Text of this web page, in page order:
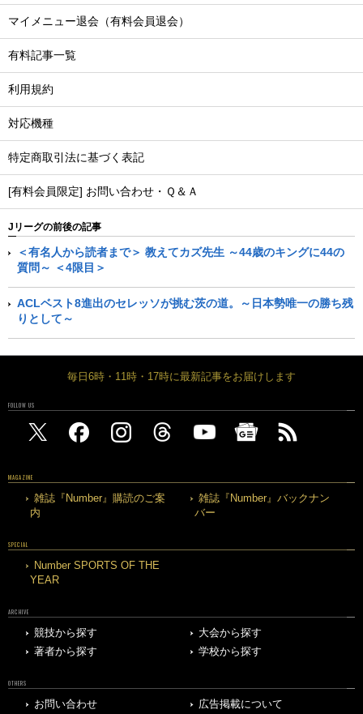
マイメニュー退会（有料会員退会）
有料記事一覧
利用規約
対応機種
特定商取引法に基づく表記
[有料会員限定] お問い合わせ・Ｑ＆Ａ
Jリーグの前後の記事
＜有名人から読者まで＞ 教えてカズ先生 ～44歳のキングに44の
質問～ ＜4限目＞
ACLベスト8進出のセレッソが挑む茨の道。～日本勢唯一の勝ち残
りとして～
毎日6時・11時・17時に最新記事をお届けします
FOLLOW US
MAGAZINE
雑誌『Number』購読のご案
内
雑誌『Number』バックナン
バー
SPECIAL
Number SPORTS OF THE
YEAR
ARCHIVE
競技から探す
大会から探す
著者から探す
学校から探す
OTHERS
お問い合わせ 広告掲載について